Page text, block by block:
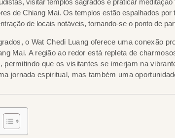
visitar templos sagrados e praticar
de Chiang Mai. Os templos estão espalhados por
de locais notáveis, tornando-se o ponto de
o Wat Chedi Luang oferece uma conexão
Mai. A região ao redor está repleta de
permitindo que os visitantes se imerjam na
jornada espiritual, mas também uma